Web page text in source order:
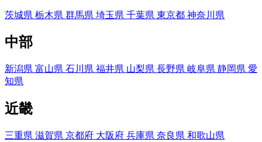
茨城県 栃木県 群馬県 埼玉県 千葉県 東京都 神奈川県
中部
新潟県 富山県 石川県 福井県 山梨県 長野県 岐阜県 静岡県 愛
知県
近畿
三重県 滋賀県 京都府 大阪府 兵庫県 奈良県 和歌山県